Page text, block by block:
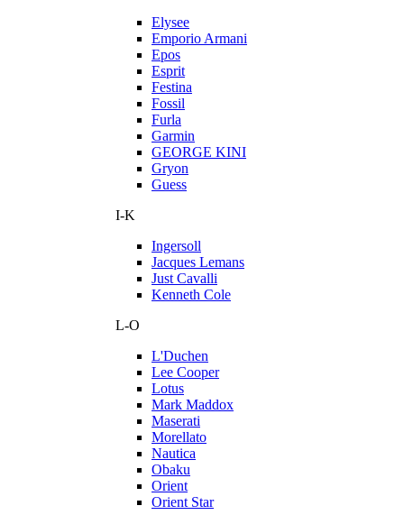
Elysee
Emporio Armani
Epos
Esprit
Festina
Fossil
Furla
Garmin
GEORGE KINI
Gryon
Guess
I-K
Ingersoll
Jacques Lemans
Just Cavalli
Kenneth Cole
L-O
L'Duchen
Lee Cooper
Lotus
Mark Maddox
Maserati
Morellato
Nautica
Obaku
Orient
Orient Star